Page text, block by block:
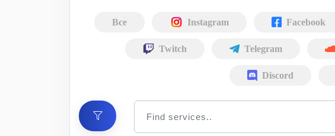
Все Instagram Facebook
Twitch Telegram
Discord